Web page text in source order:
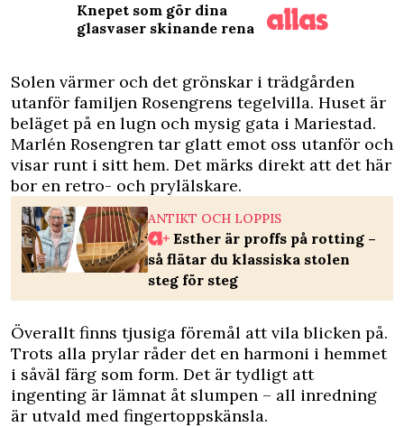
Knepet som gör dina
glasvaser skinande rena
Solen värmer och det grönskar i trädgården
utanför familjen Rosengrens tegel­villa. Huset är
beläget på en lugn och mysig gata i Mariestad.
Marlén Rosengren tar glatt emot oss utanför och
visar runt i sitt hem. Det märks direkt att det här
bor en retro- och prylälskare.
ANTIKT OCH LOPPIS
Esther är proffs på rotting –
så flätar du klassiska stolen
steg för steg
Överallt finns tjusiga föremål att vila blicken på.
Trots alla prylar råder det en harmoni i hemmet
i såväl färg som form. Det är tydligt att
ingenting är lämnat åt slumpen – all ­inredning
är utvald med fingertoppskänsla.